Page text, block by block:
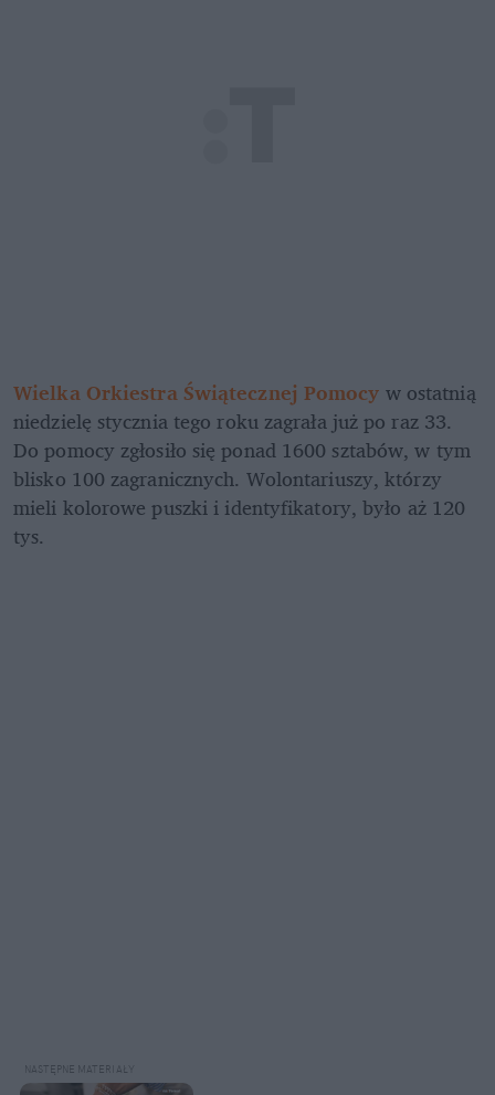
Wielka Orkiestra Świątecznej Pomocy w ostatnią
niedzielę stycznia tego roku zagrała już po raz 33.
Do pomocy zgłosiło się ponad 1600 sztabów, w tym
blisko 100 zagranicznych. Wolontariuszy, którzy
mieli kolorowe puszki i identyfikatory, było aż 120
tys.